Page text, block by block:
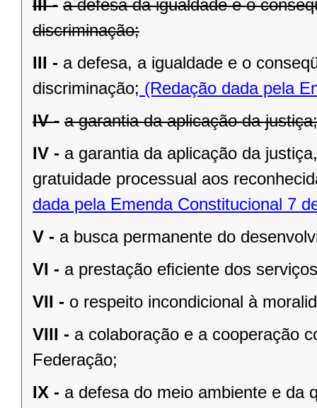
III - a defesa da igualdade e o
discriminação;
III - a defesa, a igualdade e o
discriminação; (Redação dada pela
IV - a garantia da aplicação da justiça;
IV - a garantia da aplicação da
gratuidade processual aos
dada pela Emenda Constitucional 7
V - a busca permanente do
VI - a prestação eﬁciente dos
VII - o respeito incondicional à
VIII - a colaboração e a cooperação
Federação;
IX - a defesa do meio ambiente e da